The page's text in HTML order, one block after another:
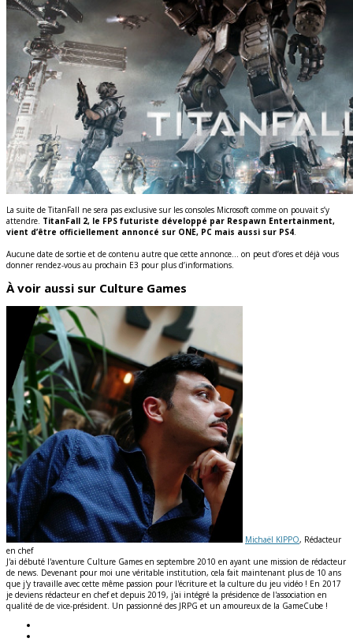
La suite de TitanFall ne sera pas exclusive sur les consoles Microsoft comme on pouvait s’y
attendre. TitanFall 2, le FPS futuriste développé par Respawn Entertainment,
vient d’être officiellement annoncé sur ONE, PC mais aussi sur PS4.
Aucune date de sortie et de contenu autre que cette annonce… on peut d’ores et déjà vous
donner rendez-vous au prochain E3 pour plus d’informations.
À voir aussi sur Culture Games
Michaël KIPPO, Rédacteur
en chef
J'ai débuté l'aventure Culture Games en septembre 2010 en ayant une mission de rédacteur
de news. Devenant pour moi une véritable institution, cela fait maintenant plus de 10 ans
que j'y travaille avec cette même passion pour l'écriture et la culture du jeu vidéo ! En 2017
je deviens rédacteur en chef et depuis 2019, j'ai intégré la présidence de l'association en
qualité de de vice-président. Un passionné des JRPG et un amoureux de la GameCube !